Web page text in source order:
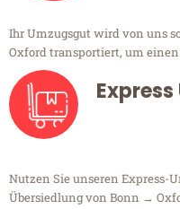
Ihr Umzugsgut wird von uns
Oxford transportiert, um
Nutzen Sie unseren Express-
Übersiedlung von Bonn →